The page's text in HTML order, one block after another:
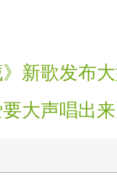
》新歌发布
大声唱出